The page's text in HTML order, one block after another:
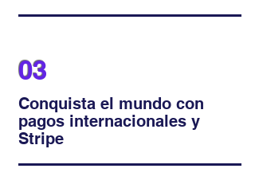
03
Conquista el mundo con
pagos internacionales y
Stripe